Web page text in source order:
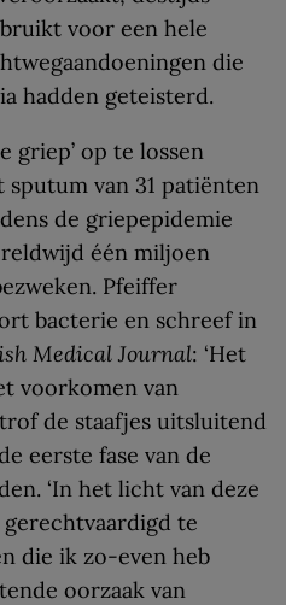
voor een hele
die
hadden geteisterd.
griep’ op te lossen
van 31 patiënten
de griepepidemie
één miljoen
Pfeiffer
bacterie en schreef in
Medical Journal: ‘Het
voorkomen van
de staafjes uitsluitend
eerste fase van de
‘In het licht van deze
te
die ik zo-even heb
oorzaak van